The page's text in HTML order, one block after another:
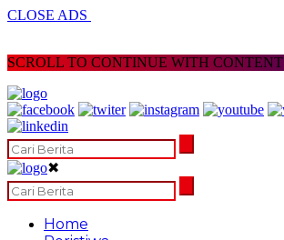
CLOSE ADS
SCROLL TO CONTINUE WITH CONTENT
✖
Home